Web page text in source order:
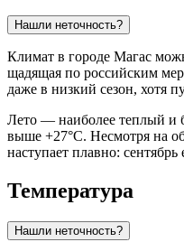
Нашли неточность?
Климат в городе Магас
щадящая по российским
даже в низкий сезон, хотя
Лето — наиболее теплый и
выше +27°C. Несмотря на
наступает плавно:
Температура
Нашли неточность?